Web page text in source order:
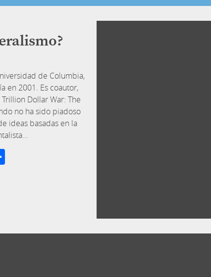
de Columbia,
en 2001. Es coautor,
Dollar War: The
no ha sido piadoso
ideas basadas en la